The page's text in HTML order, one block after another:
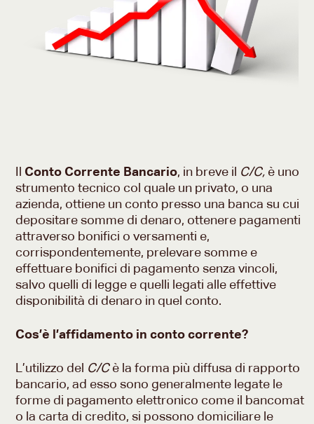
Conto Corrente Bancario, in breve il C/C, è uno
strumento tecnico col quale un privato, o una
azienda, ottiene un conto presso una banca su cui
depositare somme di denaro, ottenere pagamenti
attraverso bonifici o versamenti e,
corrispondentemente, prelevare somme e
effettuare bonifici di pagamento senza vincoli,
salvo quelli di legge e quelli legati alle effettive
disponibilità di denaro in quel conto.
Cos’è l’affidamento in conto corrente?
L’utilizzo del C/C è la forma più diffusa di rapporto
bancario, ad esso sono generalmente legate le
forme di pagamento elettronico come il bancomat
o la carta di credito, si possono domiciliare le